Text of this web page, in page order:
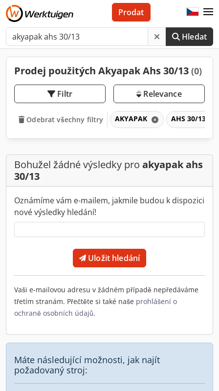
Hledat
Prodat
Prodej použitých Akyapak Ahs 30/13 (0)
Filtr Relevance
Odebrat všechny filtry AKYAPAK AHS 30/13
Bohužel žádné výsledky pro akyapak ahs
30/13
Oznámíme vám e-mailem, jakmile budou k dispozici
nové výsledky hledání!
Uložit hledání
Vaši e-mailovou adresu v žádném případě nepředáváme
třetím stranám. Přečtěte si také naše prohlášení o
ochraně osobních údajů.
Máte následující možnosti, jak najít
požadovaný stroj: